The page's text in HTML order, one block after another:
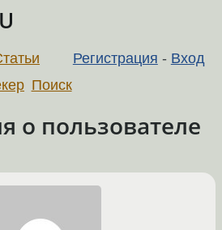
Регистрация - Вход
Поиск
о пользователе